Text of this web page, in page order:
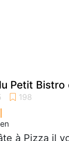
Petit Bistro
à Pizza il